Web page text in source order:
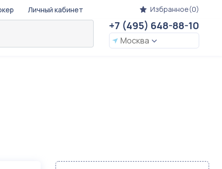
Личный кабинет Избранное(0)
+7 (495) 648-88-10
Москва